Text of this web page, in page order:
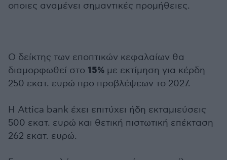
οποιες αναμένει σημαντικές προμήθειες.
Ο δείκτης των εποπτικών κεφαλαίων θα
διαμορφωθεί στο 15% με εκτίμηση για κέρδη
250 εκατ. ευρώ προ προβλέψεων το 2027.
Η Attica bank έχει επιτύχει ήδη εκταμιεύσεις
500 εκατ. ευρώ και θετική πιστωτική επέκταση
262 εκατ. ευρώ.